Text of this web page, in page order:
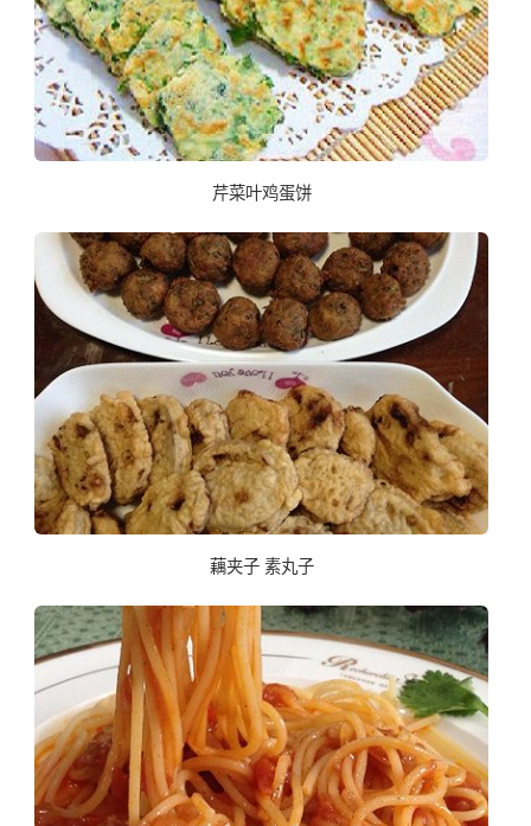
芹菜叶鸡蛋饼
藕夹子 素丸子